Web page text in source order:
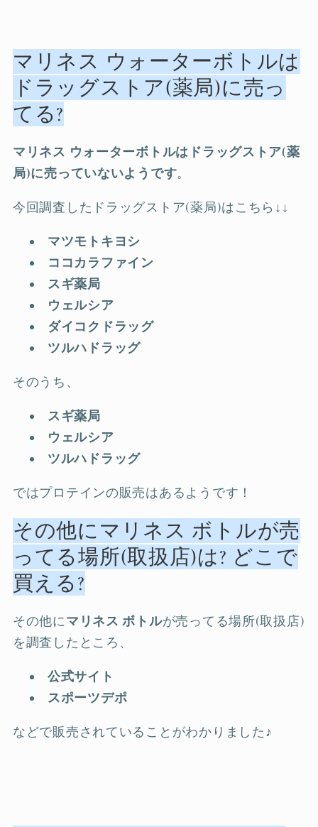
マリネス ウォーターボトルは
ドラッグストア(薬局)に売っ
てる?
マリネス ウォーターボトルはドラッグストア(薬
局)に売っていないようです。
今回調査したドラッグストア(薬局)はこちら↓↓
マツモトキヨシ
ココカラファイン
スギ薬局
ウェルシア
ダイコクドラッグ
ツルハドラッグ
そのうち、
スギ薬局
ウェルシア
ツルハドラッグ
ではプロテインの販売はあるようです！
その他にマリネス ボトルが売
ってる場所(取扱店)は? どこで
買える?
その他にマリネス ボトルが売ってる場所(取扱店)
を調査したところ、
公式サイト
スポーツデポ
などで販売されていることがわかりました♪